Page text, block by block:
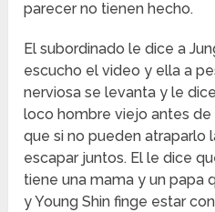
parecer no tienen hecho.
El subordinado le dice a
escucho el video y ella a
nerviosa se levanta y le
loco hombre viejo antes de
que si no pueden atraparlo
escapar juntos. El le dice
tiene una mama y un papa
y Young Shin finge estar